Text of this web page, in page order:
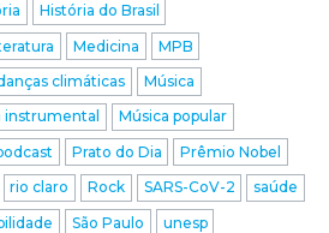
História do Brasil
Medicina
MPB
climáticas
Música
instrumental
Música popular
Prato do Dia
Prêmio Nobel
rio claro Rock SARS-CoV-2
saúde
São Paulo
unesp